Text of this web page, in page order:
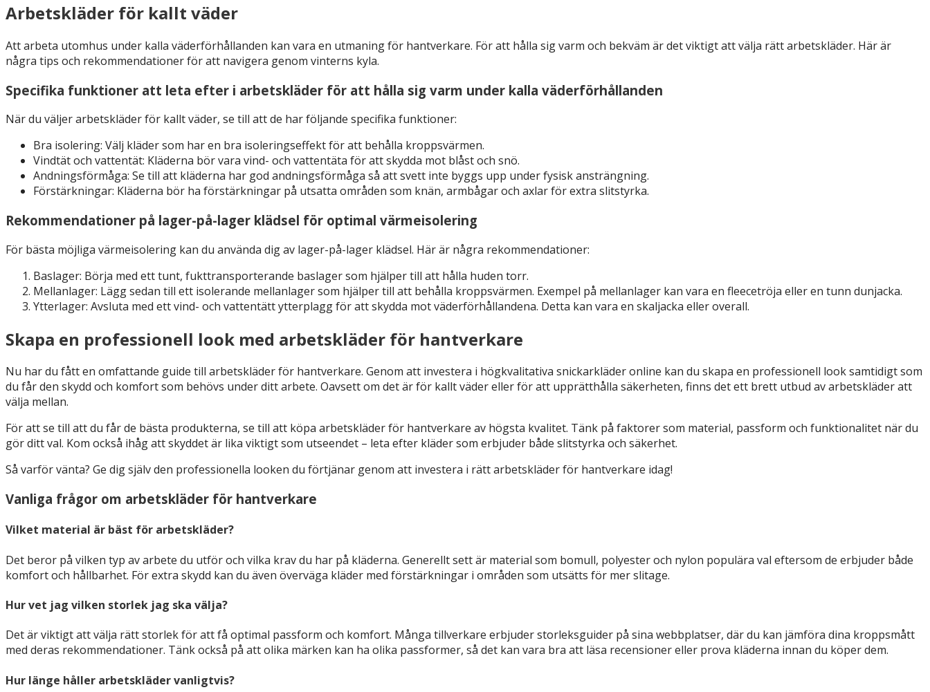
Arbetskläder för kallt väder
Att arbeta utomhus under kalla väderförhållanden kan vara en utmaning för hantverkare. För att hålla sig varm och bekväm är det viktigt att välja rätt arbetskläder. Här är
några tips och rekommendationer för att navigera genom vinterns kyla.
Specifika funktioner att leta efter i arbetskläder för att hålla sig varm under kalla väderförhållanden
När du väljer arbetskläder för kallt väder, se till att de har följande specifika funktioner:
Bra isolering: Välj kläder som har en bra isoleringseffekt för att behålla kroppsvärmen.
Vindtät och vattentät: Kläderna bör vara vind- och vattentäta för att skydda mot blåst och snö.
Andningsförmåga: Se till att kläderna har god andningsförmåga så att svett inte byggs upp under fysisk ansträngning.
Förstärkningar: Kläderna bör ha förstärkningar på utsatta områden som knän, armbågar och axlar för extra slitstyrka.
Rekommendationer på lager-på-lager klädsel för optimal värmeisolering
För bästa möjliga värmeisolering kan du använda dig av lager-på-lager klädsel. Här är några rekommendationer:
Baslager: Börja med ett tunt, fukttransporterande baslager som hjälper till att hålla huden torr.
Mellanlager: Lägg sedan till ett isolerande mellanlager som hjälper till att behålla kroppsvärmen. Exempel på mellanlager kan vara en fleecetröja eller en tunn dunjacka.
Ytterlager: Avsluta med ett vind- och vattentätt ytterplagg för att skydda mot väderförhållandena. Detta kan vara en skaljacka eller overall.
Skapa en professionell look med arbetskläder för hantverkare
Nu har du fått en omfattande guide till arbetskläder för hantverkare. Genom att investera i högkvalitativa snickarkläder online kan du skapa en professionell look samtidigt som
du får den skydd och komfort som behövs under ditt arbete. Oavsett om det är för kallt väder eller för att upprätthålla säkerheten, finns det ett brett utbud av arbetskläder att
välja mellan.
För att se till att du får de bästa produkterna, se till att köpa arbetskläder för hantverkare av högsta kvalitet. Tänk på faktorer som material, passform och funktionalitet när du
gör ditt val. Kom också ihåg att skyddet är lika viktigt som utseendet – leta efter kläder som erbjuder både slitstyrka och säkerhet.
Så varför vänta? Ge dig själv den professionella looken du förtjänar genom att investera i rätt arbetskläder för hantverkare idag!
Vanliga frågor om arbetskläder för hantverkare
Vilket material är bäst för arbetskläder?
Det beror på vilken typ av arbete du utför och vilka krav du har på kläderna. Generellt sett är material som bomull, polyester och nylon populära val eftersom de erbjuder både
komfort och hållbarhet. För extra skydd kan du även överväga kläder med förstärkningar i områden som utsätts för mer slitage.
Hur vet jag vilken storlek jag ska välja?
Det är viktigt att välja rätt storlek för att få optimal passform och komfort. Många tillverkare erbjuder storleksguider på sina webbplatser, där du kan jämföra dina kroppsmått
med deras rekommendationer. Tänk också på att olika märken kan ha olika passformer, så det kan vara bra att läsa recensioner eller prova kläderna innan du köper dem.
Hur länge håller arbetskläder vanligtvis?